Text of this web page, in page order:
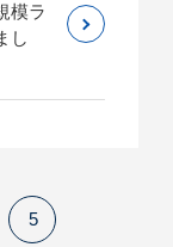
模ラ
し
5